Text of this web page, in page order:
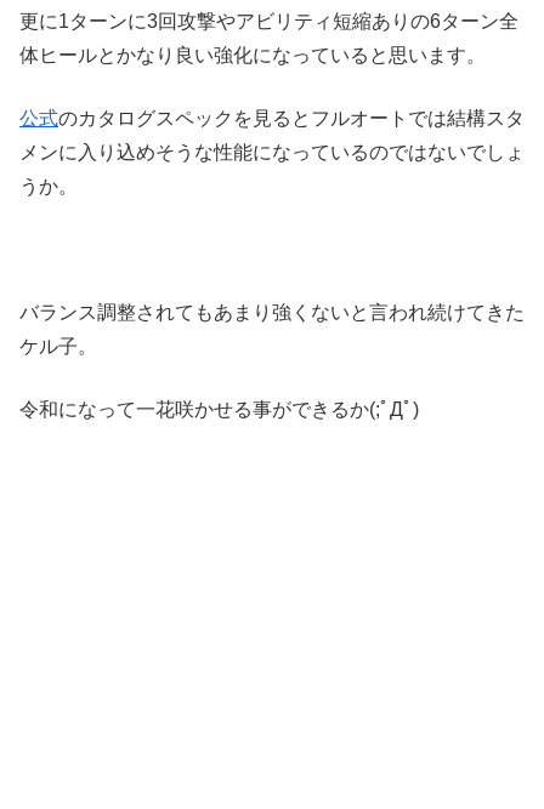
更に1ターンに3回攻撃やアビリティ短縮ありの6ターン全
体ヒールとかなり良い強化になっていると思います。
公式のカタログスペックを見るとフルオートでは結構スタ
メンに入り込めそうな性能になっているのではないでしょ
うか。
バランス調整されてもあまり強くないと言われ続けてきた
ケル子。
令和になって一花咲かせる事ができるか(;ﾟДﾟ)